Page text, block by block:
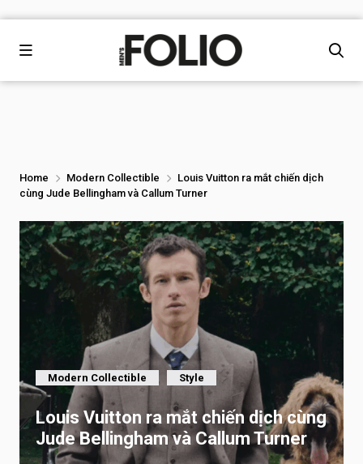
Home Modern Collectible
Louis Vuitton ra mắt chiến dịch
cùng Jude Bellingham và Callum Turner
Modern Collectible Style
Louis Vuitton ra mắt chiến dịch cùng
Jude Bellingham và Callum Turner